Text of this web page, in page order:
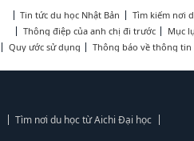
Tin tức du học Nhật Bản Tìm kiếm nơi
Thông điệp của anh chị đi trước
Mục
Quy ước sử dụng
Thông báo về thông tin
Tìm nơi du học từ Aichi Đại học